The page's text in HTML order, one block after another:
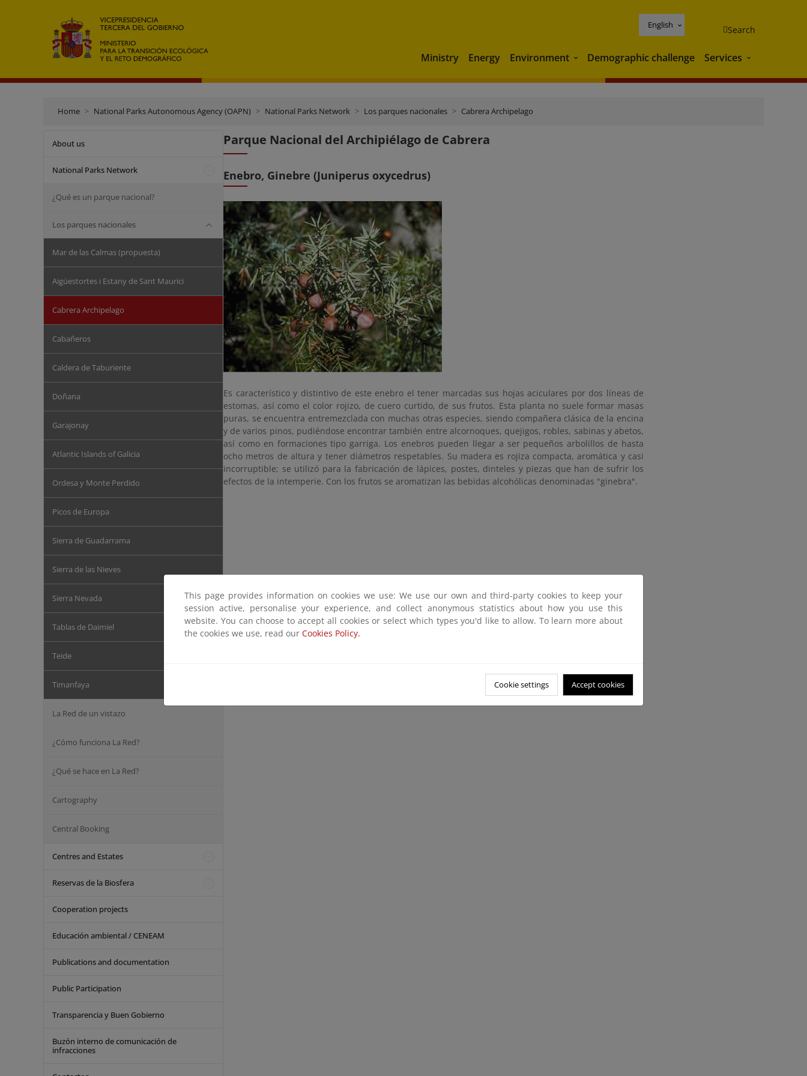
English Search
Ministry Energy Environment Environment
Demographic challenge Services Services
Home National Parks Autonomous Agency (OAPN) National Parks Network Los parques nacionales Cabrera Archipelago
About us
National Parks Network
¿Qué es un parque nacional?
Los parques nacionales
Mar de las Calmas (propuesta)
Aigüestortes i Estany de Sant Maurici
Cabrera Archipelago
Cabañeros
Caldera de Taburiente
Doñana
Garajonay
Atlantic Islands of Galicia
Ordesa y Monte Perdido
Picos de Europa
Sierra de Guadarrama
Sierra de las Nieves
Sierra Nevada
Tablas de Daimiel
Teide
Timanfaya
La Red de un vistazo
¿Cómo funciona La Red?
¿Qué se hace en La Red?
Cartography
Central Booking
Centres and Estates
Reservas de la Biosfera
Cooperation projects
Educación ambiental / CENEAM
Publications and documentation
Public Participation
Transparencia y Buen Gobierno
Buzón interno de comunicación de
infracciones
Parque Nacional del Archipiélago de Cabrera
Enebro, Ginebre (Juniperus oxycedrus)
Es característico y distintivo de este enebro el tener marcadas sus hojas aciculares por dos líneas de
estomas, así como el color rojizo, de cuero curtido, de sus frutos. Esta planta no suele formar masas
puras, se encuentra entremezclada con muchas otras especies, siendo compañera clásica de la encina
y de varios pinos, pudiéndose encontrar también entre alcornoques, quejigos, robles, sabinas y abetos,
así como en formaciones tipo garriga. Los enebros pueden llegar a ser pequeños arbolillos de hasta
ocho metros de altura y tener diámetros respetables. Su madera es rojiza compacta, aromática y casi
incorruptible; se utilizó para la fabricación de lápices, postes, dinteles y piezas que han de sufrir los
efectos de la intemperie. Con los frutos se aromatizan las bebidas alcohólicas denominadas "ginebra".
This page provides information on cookies we use: We use our own and third-party cookies to keep your
session active, personalise your experience, and collect anonymous statistics about how you use this
website. You can choose to accept all cookies or select which types you'd like to allow. To learn more about
the cookies we use, read our Cookies Policy.
Cookie settings Accept cookies